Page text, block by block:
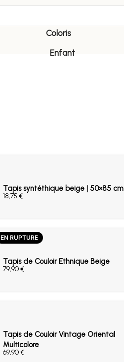
Coloris
Enfant
Tapis syntéthique beige | 50×85 cm
€
EN RUPTURE
Tapis de Couloir Ethnique Beige
€
Tapis de Couloir Vintage Oriental
Multicolore
€